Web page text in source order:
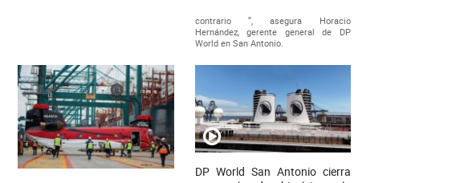
contrario ”, asegura Horacio
Hernández, gerente general de DP
World en San Antonio.
DP World San Antonio cierra